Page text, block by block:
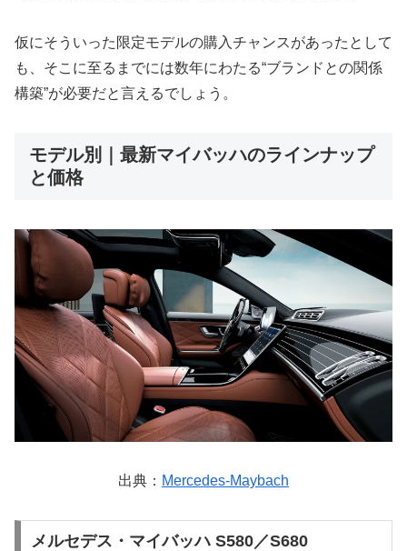
仮にそういった限定モデルの購入チャンスがあったとして
も、そこに至るまでには数年にわたる“ブランドとの関係
構築”が必要だと言えるでしょう。
モデル別｜最新マイバッハのラインナップ
と価格
出典： Mercedes-Maybach
メルセデス・マイバッハ S580／S680